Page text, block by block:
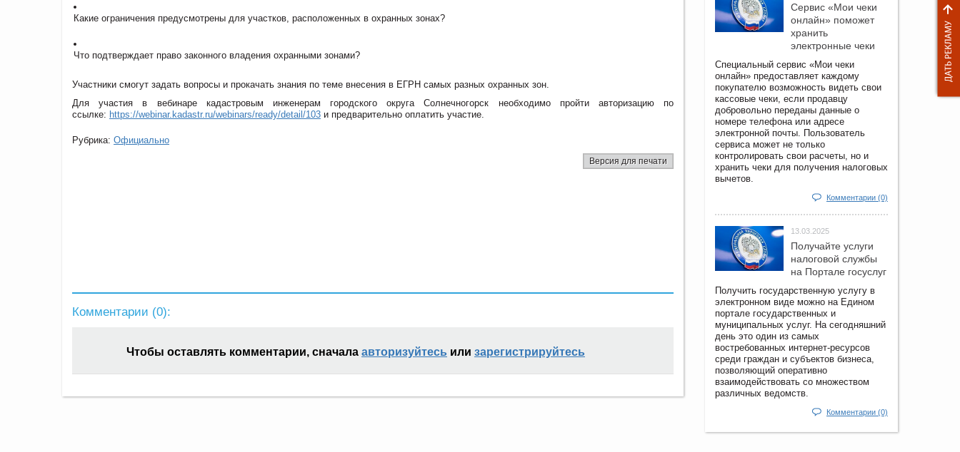
Какие ограничения предусмотрены для участков, расположенных в охранных зонах?
Что подтверждает право законного владения охранными зонами?
Участники смогут задать вопросы и прокачать знания по теме внесения в ЕГРН самых разных охранных зон.
Для участия в вебинаре кадастровым инженерам городского округа Солнечногорск необходимо пройти авторизацию по
ссылке: https://webinar.kadastr.ru/webinars/ready/detail/103 и предварительно оплатить участие.
Рубрика: Официально
Версия для печати
Комментарии (0):
Чтобы оставлять комментарии, сначала авторизуйтесь или зарегистрируйтесь
Сервис «Мои чеки
онлайн» поможет
хранить
электронные чеки
Специальный сервис «Мои чеки
онлайн» предоставляет каждому
покупателю возможность видеть свои
кассовые чеки, если продавцу
добровольно переданы данные о
номере телефона или адресе
электронной почты. Пользователь
сервиса может не только
контролировать свои расчеты, но и
хранить чеки для получения налоговых
вычетов.
Комментарии (0)
13.03.2025
Получайте услуги
налоговой службы
на Портале госyслуг
Получить государственную услугу в
электронном виде можно на Едином
портале государственных и
муниципальных услуг. На сегодняшний
день это один из самых
востребованных интернет-ресурсов
среди граждан и субъектов бизнеса,
позволяющий оперативно
взаимодействовать со множеством
различных ведомств.
Комментарии (0)